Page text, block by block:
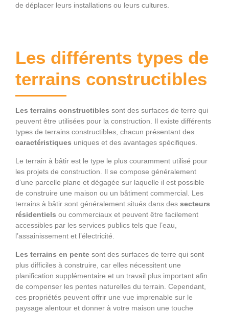
de déplacer leurs installations ou leurs cultures.
Les différents types de
terrains constructibles
Les terrains constructibles sont des surfaces de terre qui
peuvent être utilisées pour la construction. Il existe différents
types de terrains constructibles, chacun présentant des
caractéristiques uniques et des avantages spécifiques.
Le terrain à bâtir est le type le plus couramment utilisé pour
les projets de construction. Il se compose généralement
d’une parcelle plane et dégagée sur laquelle il est possible
de construire une maison ou un bâtiment commercial. Les
terrains à bâtir sont généralement situés dans des secteurs
résidentiels ou commerciaux et peuvent être facilement
accessibles par les services publics tels que l’eau,
l’assainissement et l’électricité.
Les terrains en pente sont des surfaces de terre qui sont
plus difficiles à construire, car elles nécessitent une
planification supplémentaire et un travail plus important afin
de compenser les pentes naturelles du terrain. Cependant,
ces propriétés peuvent offrir une vue imprenable sur le
paysage alentour et donner à votre maison une touche